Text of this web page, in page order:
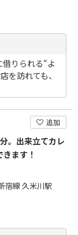
りられる“よ
を訪れても、
追加
。出来立てカレ
ます！
宿線 久米川駅